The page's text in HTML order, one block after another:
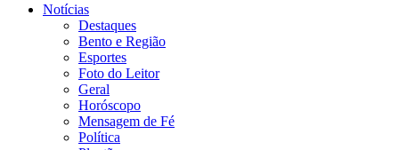
Notícias
Destaques
Bento e Região
Esportes
Foto do Leitor
Geral
Horóscopo
Mensagem de Fé
Política